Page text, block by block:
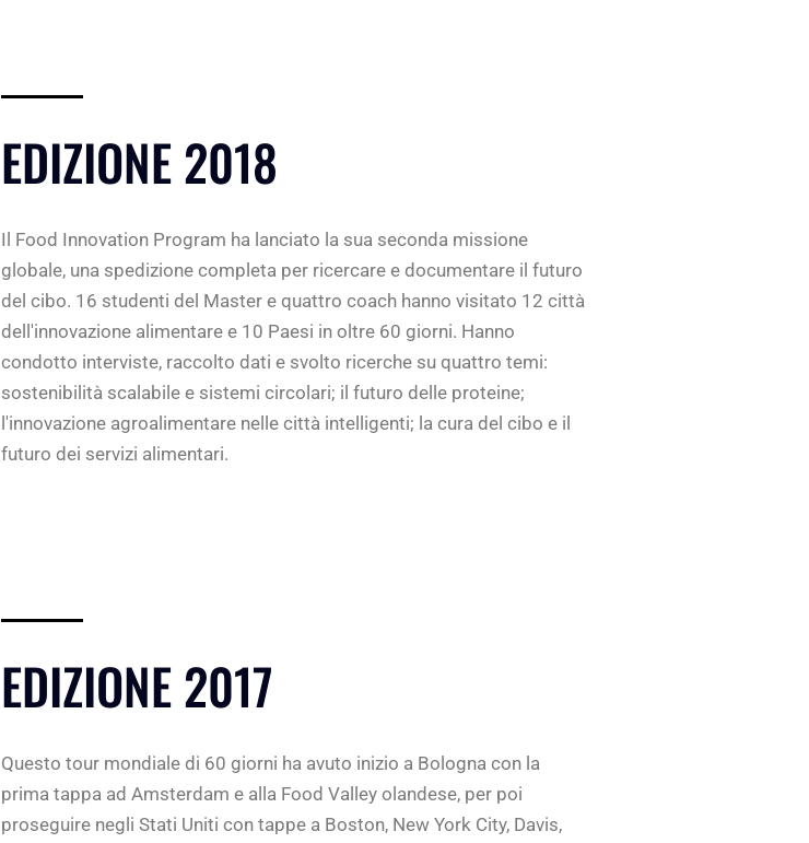
EDIZIONE 2018
Il Food Innovation Program ha lanciato la sua seconda missione
globale, una spedizione completa per ricercare e documentare il futuro
del cibo. 16 studenti del Master e quattro coach hanno visitato 12 città
dell'innovazione alimentare e 10 Paesi in oltre 60 giorni. Hanno
condotto interviste, raccolto dati e svolto ricerche su quattro temi:
sostenibilità scalabile e sistemi circolari; il futuro delle proteine;
l'innovazione agroalimentare nelle città intelligenti; la cura del cibo e il
futuro dei servizi alimentari.
EDIZIONE 2017
Questo tour mondiale di 60 giorni ha avuto inizio a Bologna con la
prima tappa ad Amsterdam e alla Food Valley olandese, per poi
proseguire negli Stati Uniti con tappe a Boston, New York City, Davis,